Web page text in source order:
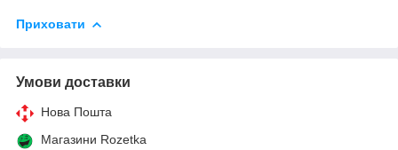
Приховати
Умови доставки
Нова Пошта
Магазини Rozetka